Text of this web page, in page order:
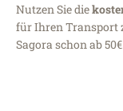
Nutzen Sie die
für Ihren Transport
Sagora schon ab 50€.